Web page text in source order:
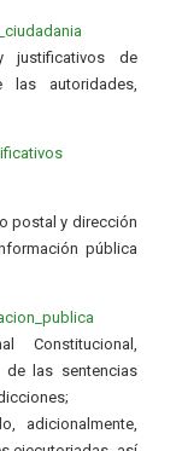
justificativos de
las autoridades,
postal y dirección
pública
de las sentencias
adicionalmente,